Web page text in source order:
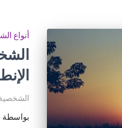
أنواع
الشخصية
بواسطة